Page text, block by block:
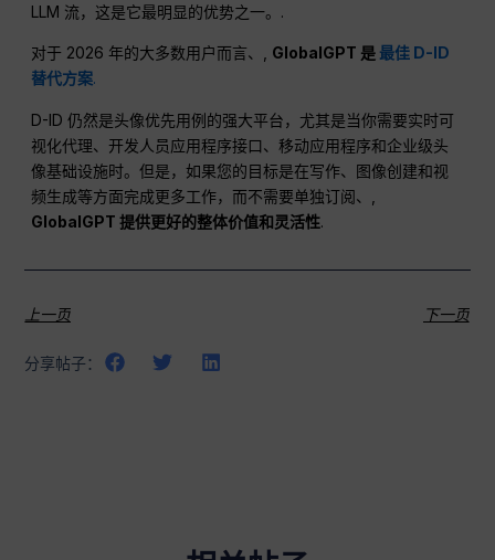
LLM 流，这是它最明显的优势之一。.
对于 2026 年的大多数用户而言、, GlobalGPT 是 最佳 D-ID
替代方案.
D-ID 仍然是头像优先用例的强大平台，尤其是当你需要实时可
视化代理、开发人员应用程序接口、移动应用程序和企业级头
像基础设施时。但是，如果您的目标是在写作、图像创建和视
频生成等方面完成更多工作，而不需要单独订阅、,
GlobalGPT 提供更好的整体价值和灵活性.
上一页 下一页
分享帖子：